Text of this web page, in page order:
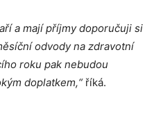
a mají příjmy doporučuji si
odvody na zdravotní
roku pak nebudou
doplatkem,“říká.